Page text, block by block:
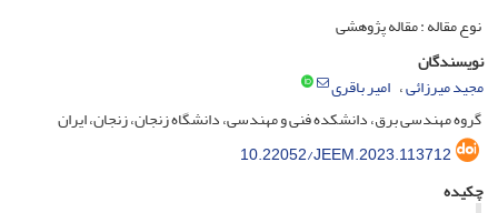
نوع مقاله : مقاله پژوهشی
نویسندگان
مجید میرزائی امیر باقری
گروه مهندسی برق، دانشکده فنی و مهندسی، دانشگاه زنجان، زنجان، ایران
10.22052/JEEM.2023.113712
چکیده